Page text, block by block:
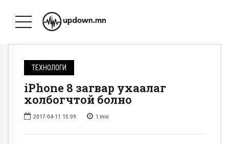
ТЕХНОЛОГИ
iPhone 8 загвар ухаалаг
холбогчтой болно
2017-04-11 15:09 1 min